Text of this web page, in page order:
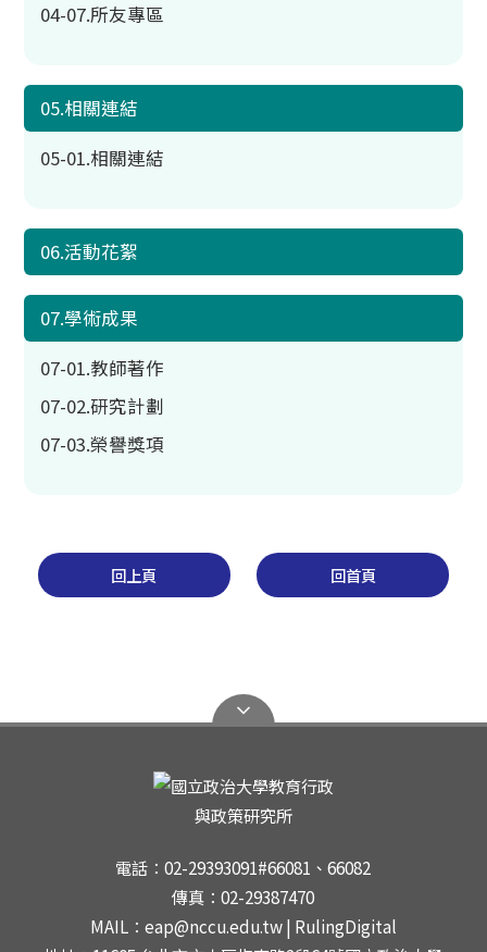
04-07.所友專區
05.相關連結
05-01.相關連結
06.活動花絮
07.學術成果
07-01.教師著作
07-02.研究計劃
07-03.榮譽獎項
回上頁 回首頁
電話：02-29393091#66081、66082
傳真：02-29387470
MAIL：eap@nccu.edu.tw | RulingDigital